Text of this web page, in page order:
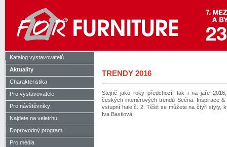
Katalog vystavovatelů
Aktuality
Charakteristika
Pro vystavovatele
Pro návštěvníky
Najdete na veletrhu
Doprovodný program
Pro média
TRENDY 2016
Stejně jako roky předchozí, tak i na jaře
českých interiérových trendů Scéna: Inspirace
vstupní hale č. 2. Těšit se můžete na čtyři styly,
Iva Bastlová.